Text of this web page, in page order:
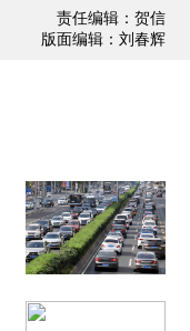
责任编辑：贺信
版面编辑：刘春辉